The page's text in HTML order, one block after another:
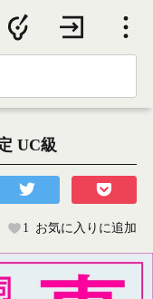
UC級
1 お気に入りに追加